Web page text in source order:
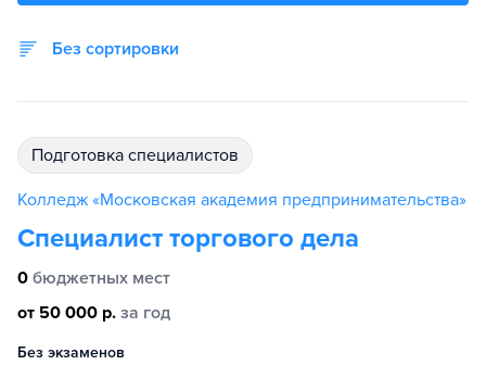
Без сортировки
подготовка специалистов
Колледж «Московская академия предпринимательства»
Специалист торгового дела
0 бюджетных мест
от 50 000 р. за год
Без экзаменов